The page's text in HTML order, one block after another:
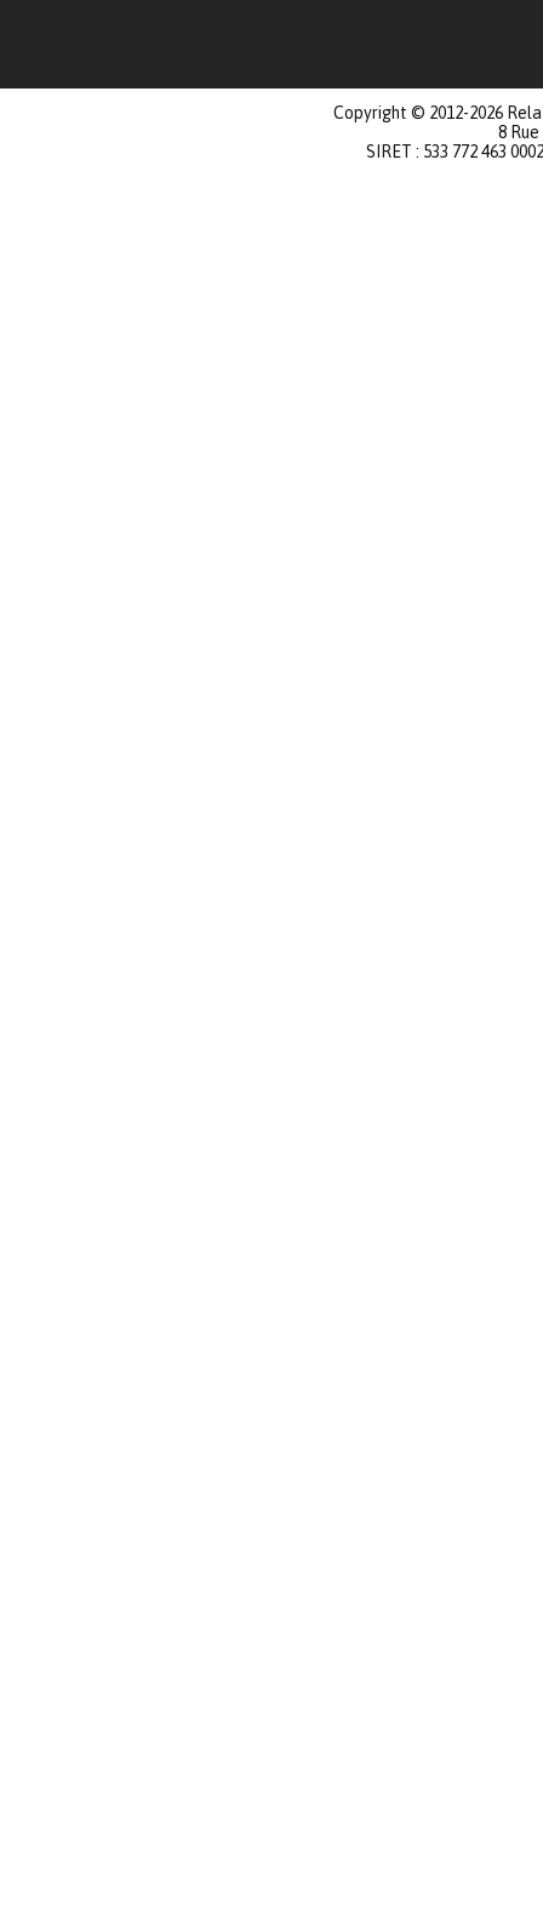
Copyright © 2012-2026
8
SIRET : 533 772 463